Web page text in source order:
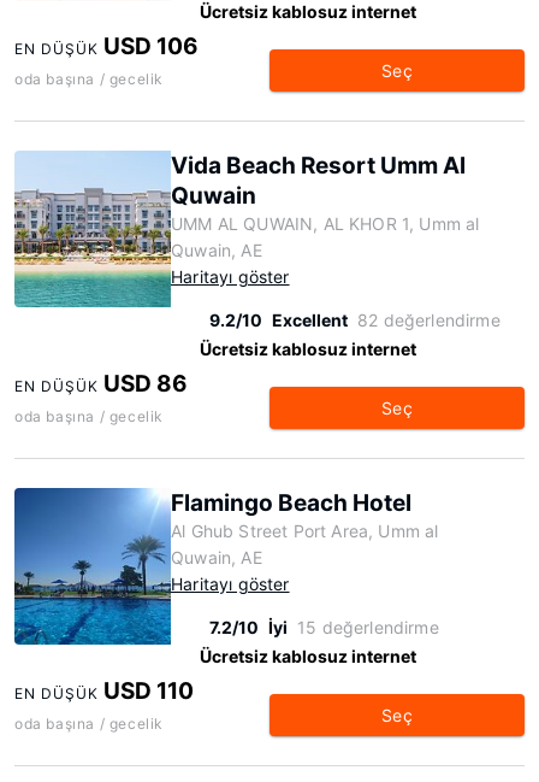
Ücretsiz kablosuz internet
EN DÜŞÜK USD 106
oda başına / gecelik Seç
Vida Beach Resort Umm Al
Quwain
UMM AL QUWAIN, AL KHOR 1, Umm al
Quwain, AE
Haritayı göster
9.2/10 Excellent 82 değerlendirme
Ücretsiz kablosuz internet
EN DÜŞÜK USD 86
oda başına / gecelik Seç
Flamingo Beach Hotel
Al Ghub Street Port Area, Umm al
Quwain, AE
Haritayı göster
7.2/10 İyi 15 değerlendirme
Ücretsiz kablosuz internet
EN DÜŞÜK USD 110
oda başına / gecelik Seç